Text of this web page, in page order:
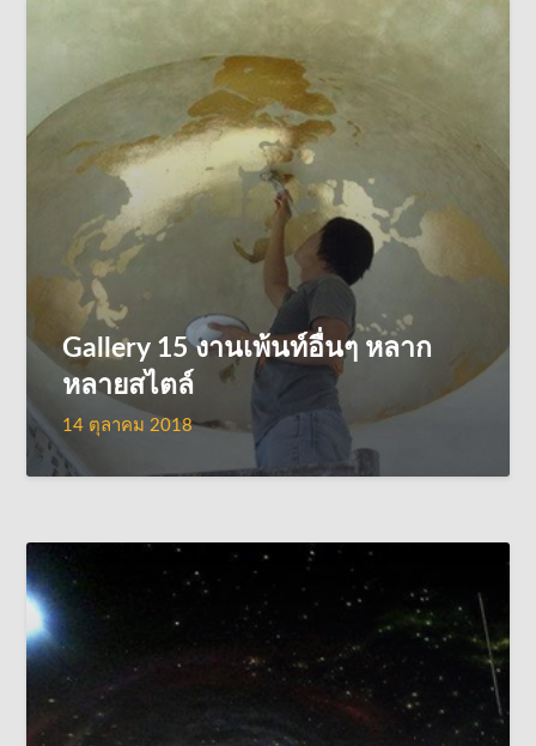
Gallery 15 งานเพ้นท์อื่นๆ หลาก
หลายสไตล์
14 ตุลาคม 2018